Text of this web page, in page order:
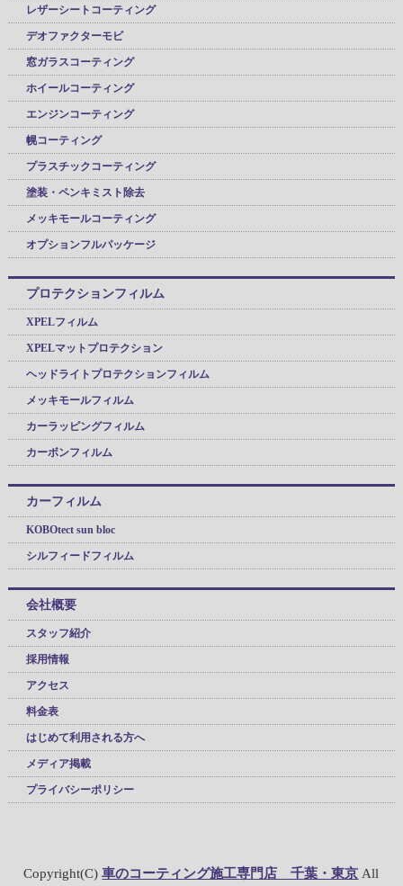
レザーシートコーティング
デオファクターモビ
窓ガラスコーティング
ホイールコーティング
エンジンコーティング
幌コーティング
プラスチックコーティング
塗装・ペンキミスト除去
メッキモールコーティング
オプションフルパッケージ
プロテクションフィルム
XPELフィルム
XPELマットプロテクション
ヘッドライトプロテクションフィルム
メッキモールフィルム
カーラッピングフィルム
カーボンフィルム
カーフィルム
KOBOtect sun bloc
シルフィードフィルム
会社概要
スタッフ紹介
採用情報
アクセス
料金表
はじめて利用される方へ
メディア掲載
プライバシーポリシー
Copyright(C)車のコーティング施工専門店 千葉・東京 All